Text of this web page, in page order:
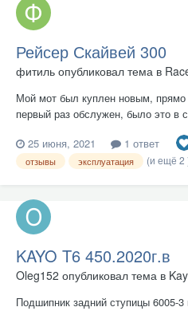
Рейсер Скайвей 300
фитиль опубликовал тема в
Мой мот был куплен новым, прямо
первый раз обслужен, было это в
двигателю нареканий нет
проблема была как и у многих
25 июня, 2021 1 ответ
отзывы эксплуатация (и ещё 2
KAYO T6 450.2020г.в
Oleg152 опубликовал тема в
Подшипник задний ступицы 6005-